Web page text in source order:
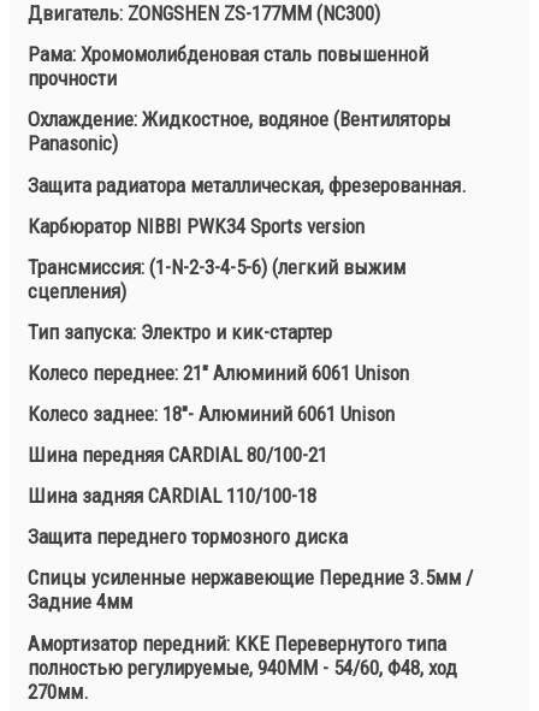
Двигатель: ZONGSHEN ZS-177MM (NC300)
Рама: Хромомолибденовая сталь повышенной
прочности
Охлаждение: Жидкостное, водяное (Вентиляторы
Panasonic)
Защита радиатора металлическая, фрезерованная.
Карбюратор NIBBI PWK34 Sports version
Трансмиссия: (1-N-2-3-4-5-6) (легкий выжим
сцепления)
Тип запуска: Электро и кик-стартер
Колесо переднее: 21" Алюминий 6061 Unison
Колесо заднее: 18"- Алюминий 6061 Unison
Шина передняя CARDIAL 80/100-21
Шина задняя CARDIAL 110/100-18
Защита переднего тормозного диска
Спицы усиленные нержавеющие Передние 3.5мм /
Задние 4мм
Амортизатор передний: KKE Перевернутого типа
полностью регулируемые, 940MM - 54/60, Ф48, ход
270мм.